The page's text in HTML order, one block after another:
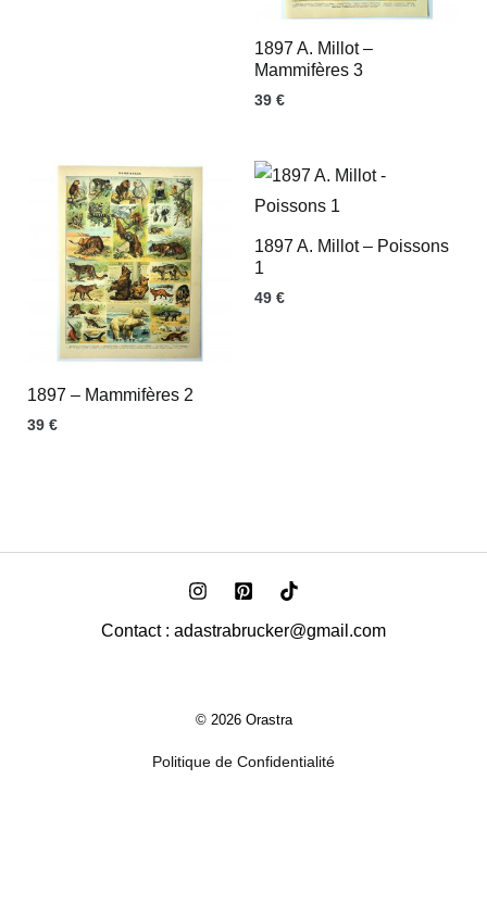
1897 A. Millot –
Mammifères 3
39 €
1897 – Mammifères 2
39 €
1897 A. Millot – Poissons
1
49 €
Contact : adastrabrucker@gmail.com
© 2026 Orastra
Politique de Confidentialité